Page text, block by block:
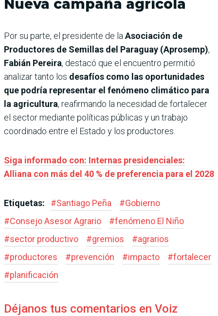
Nueva campaña agrícola
Por su parte, el presidente de la Asociación de
Productores de Semillas del Paraguay (Aprosemp),
Fabián Pereira, destacó que el encuentro permitió
analizar tanto los desafíos como las oportunidades
que podría representar el fenómeno climático para
la agricultura, reafirmando la necesidad de fortalecer
el sector mediante políticas públicas y un trabajo
coordinado entre el Estado y los productores.
Siga informado con: Internas presidenciales:
Alliana con más del 40 % de preferencia para el 2028
Etiquetas: #Santiago Peña #Gobierno
#Consejo Asesor Agrario #fenómeno El Niño
#sector productivo #gremios #agrarios
#productores #prevención #impacto #fortalecer
#planificación
Déjanos tus comentarios en Voiz